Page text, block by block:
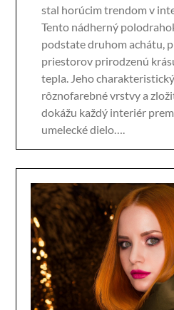
stal horúcim trendom v
Tento nádherný
podstate druhom achátu,
priestorov prirodzenú
tepla. Jeho
rôznofarebné vrstvy a
dokážu každý interiér
umelecké dielo….